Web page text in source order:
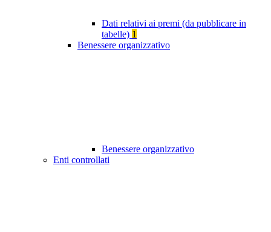
Dati relativi ai premi (da pubblicare in
tabelle) 1
Benessere organizzativo
Benessere organizzativo
Enti controllati